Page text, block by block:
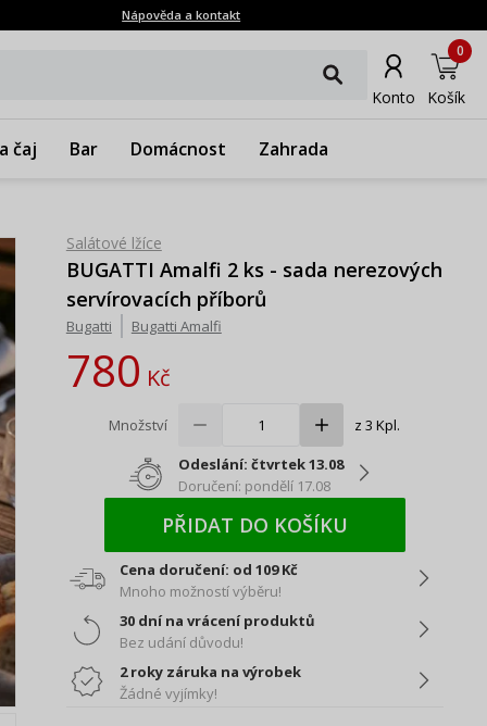
Nápověda a kontakt
Konto Košík
0
čaj Bar Domácnost Zahrada
Salátové lžíce
BUGATTI Amalfi 2 ks - sada nerezových
servírovacích příborů
Bugatti Bugatti Amalfi
780Kč
Množství z 3 Kpl.
Odeslání: čtvrtek 13.08
Doručení: pondělí 17.08
PŘIDAT DO KOŠÍKU
Cena doručení: od 109 Kč
Mnoho možností výběru!
30 dní na vrácení produktů
Bez udání důvodu!
2 roky záruka na výrobek
Žádné vyjímky!